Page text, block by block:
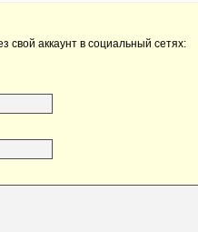
свой аккаунт в социальный сетях: